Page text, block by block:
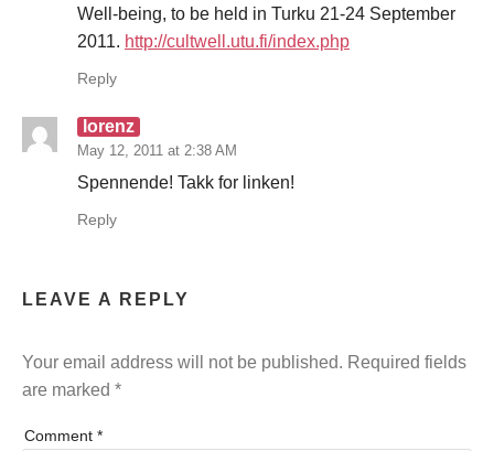
Well-being, to be held in Turku 21-24 September
2011. http://cultwell.utu.fi/index.php
Reply
lorenz
May 12, 2011 at 2:38 AM
Spennende! Takk for linken!
Reply
LEAVE A REPLY
Your email address will not be published. Required fields
are marked *
Comment *